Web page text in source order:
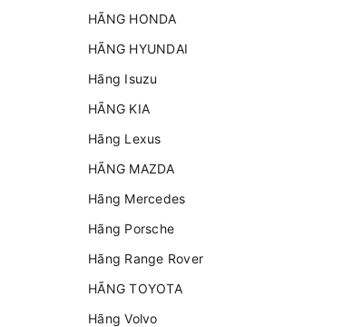
HÃNG HONDA
HÃNG HYUNDAI
Hãng Isuzu
HÃNG KIA
Hãng Lexus
HÃNG MAZDA
Hãng Mercedes
Hãng Porsche
Hãng Range Rover
HÃNG TOYOTA
Hãng Volvo